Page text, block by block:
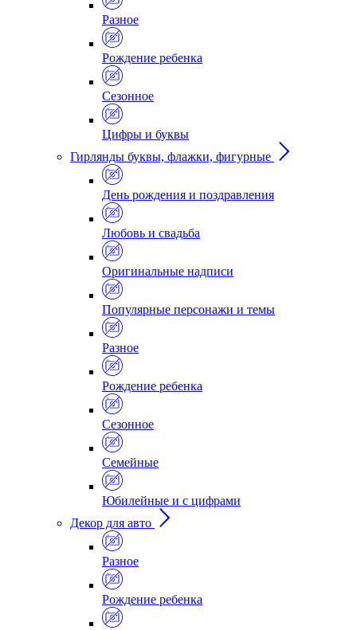
Разное
Рождение ребенка
Сезонное
Цифры и буквы
Гирлянды буквы, флажки, фигурные
День рождения и поздравления
Любовь и свадьба
Оригинальные надписи
Популярные персонажи и темы
Разное
Рождение ребенка
Сезонное
Семейные
Юбилейные и с цифрами
Декор для авто
Разное
Рождение ребенка